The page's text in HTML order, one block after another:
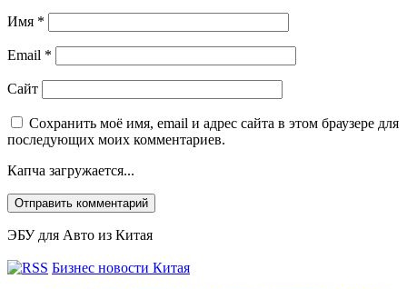
Имя *
Email *
Сайт
Сохранить моё имя, email и адрес сайта в этом браузере для
последующих моих комментариев.
Капча загружается...
ЭБУ для Авто из Китая
Бизнес новости Китая